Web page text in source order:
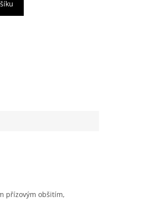
přízovým obšitím,